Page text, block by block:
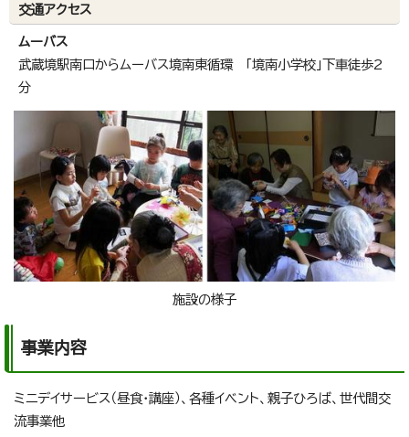
交通アクセス
ムーバス
武蔵境駅南口からムーバス境南東循環 「境南小学校」下車徒歩2
分
施設の様子
事業内容
ミニデイサービス（昼食・講座）、各種イベント、親子ひろば、世代間交
流事業他